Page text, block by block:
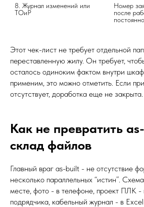
8. Журнал изменений или
ТОиР
Номер
после
Этот чек-лист не требует отдельной
переставленную жилу. Он требует,
осталось одиноким фактом внутри
применим, это можно отметить. Если
отсутствует, доработка еще не закрыта.
Как не превратить
склад файлов
Главный враг as-built - не отсутствие
несколько параллельных “истин”.
месте, фото - в телефоне, проект ПЛК -
подрядчика, кабельный журнал - в